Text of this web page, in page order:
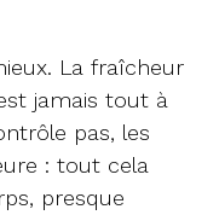
La fraîcheur
jamais tout à
pas, les
: tout cela
presque